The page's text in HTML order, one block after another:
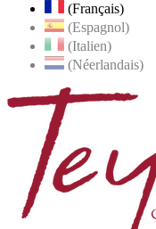
(Français)
(Espagnol)
(Italien)
(Néerlandais)